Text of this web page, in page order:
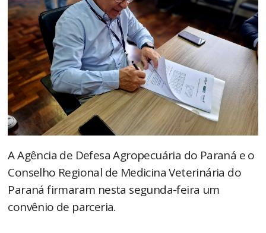
A Agência de Defesa Agropecuária do Paraná e o
Conselho Regional de Medicina Veterinária do
Paraná firmaram nesta segunda-feira um
convênio de parceria.